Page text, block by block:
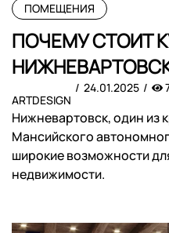
ПОМЕЩЕНИЯ
ПОЧЕМУ СТОИТ
ARTDESIGN
24.01.2025
Нижневартовск, один из
Мансийского
широкие возможности
недвижимости.